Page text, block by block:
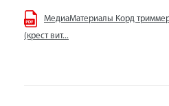
МедиаМатериалы Корд
(крест вит...